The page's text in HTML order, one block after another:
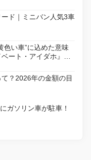
ド｜ミニバン人気3車
色い車”に込めた意味
ート・アイダホ』が
復活
？2026年の金額の目
ガソリン車が駐車！